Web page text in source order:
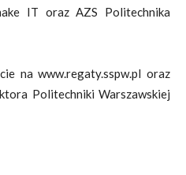
IT oraz AZS Politechnika
na www.regaty.sspw.pl oraz
Politechniki Warszawskiej